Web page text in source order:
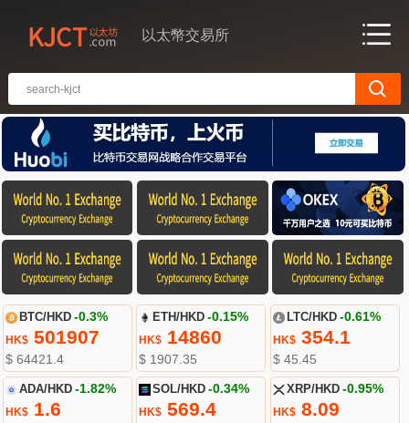
以太幣交易所
BTC/HKD -0.3%
HK$501907
$ 64421.4
ETH/HKD -0.15%
HK$ 14860
$ 1907.35
LTC/HKD -0.61%
HK$354.1
$ 45.45
ADA/HKD -1.82%
HK$1.6
SOL/HKD -0.34%
HK$ 569.4
XRP/HKD -0.95%
HK$8.09